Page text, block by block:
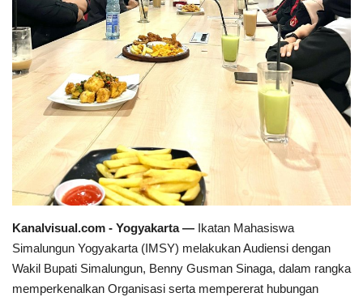
Jawa Barat
Riau
Bisnis
Jambi
Kaltim
Dunia
Artikel
Kanalvisual.com - Yogyakarta — Ikatan Mahasiswa
Simalungun Yogyakarta (IMSY) melakukan Audiensi dengan
Wakil Bupati Simalungun, Benny Gusman Sinaga, dalam rangka
memperkenalkan Organisasi serta mempererat hubungan